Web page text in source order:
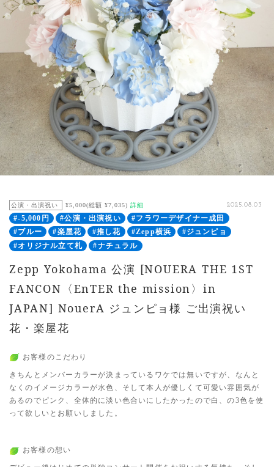
公演・出演祝い ¥5,000(総額 ¥7,035) 詳細 2025.08.03
#-5,000円 #公演・出演祝い
#フラワーデザイナー成田
#ブルー
#楽屋花 #推し花 #Zepp横浜
#ジュンピョ
#オリジナル立て札
#ナチュラル
Zepp Yokohama 公演 [NOUERA THE 1ST
FANCON〈EnTER the mission〉in
JAPAN] NouerA ジュンピョ様 ご出演祝い
花・楽屋花
お客様のこだわり
きちんとメンバーカラーが決まっているワケでは無いですが、なんと
なくのイメージカラーが水色、そして本人が優しくて可愛い雰囲気が
あるのでピンク、全体的に淡い色合いにしたかったので白、の3色を使
って欲しいとお願いしました。
お客様の想い